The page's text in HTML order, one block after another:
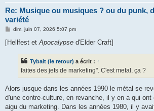
Re: Musique ou musiques ? ou du punk,
variété
M
s
dim. juin 07, 2026 5:07 pm
[Hellfest etApocalypse d'Elder Craft]
Tybalt (le retour) a écrit : ↑
faites des jets de marketing". C'est metal, ça ?
Alors jusque dans les années 1990 le métal se
d'une contre-culture, en revanche, il y en a qui
aigu du marketing. Dans les années 1980, il y